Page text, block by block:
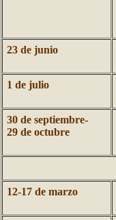
23 de junio
1 de julio
30 de septiembre-
29 de octubre
12-17 de marzo